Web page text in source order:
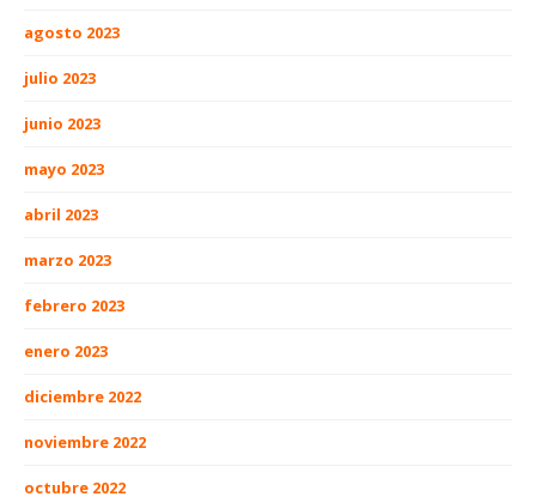
agosto 2023
julio 2023
junio 2023
mayo 2023
abril 2023
marzo 2023
febrero 2023
enero 2023
diciembre 2022
noviembre 2022
octubre 2022